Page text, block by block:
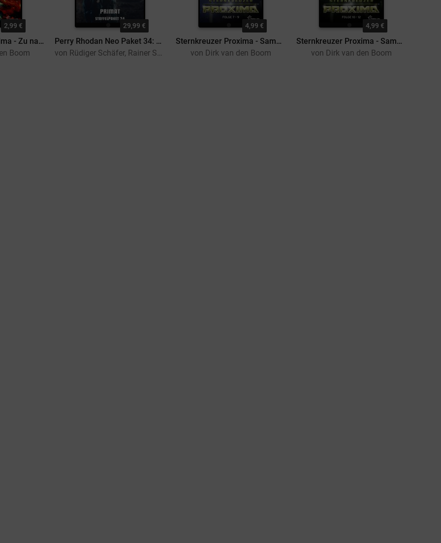
2,99 €
Sternkreuzer Proxima - Zu nah am Feuer
Boom
29,99 €
Perry Rhodan Neo Paket 34: PRIMAT
von Rüdiger Schäfer, Rainer Schorm, Ruben Wickenhäuser, Lucy Guth, Olaf Brill, Roman Schleifer, Michael Tinnefeld
4,99 €
Sternkreuzer Proxima - Sammelband 3
von Dirk van den Boom
4,99 €
Sternkreuzer Proxima - Sammelband 4
von Dirk van den Boom